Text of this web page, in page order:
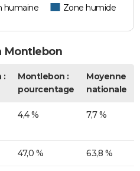
humaine Zone humide
Montlebon
:
Montlebon :
pourcentage
Moyenne
nationale
4,4 % 7,7 %
47,0 % 63,8 %